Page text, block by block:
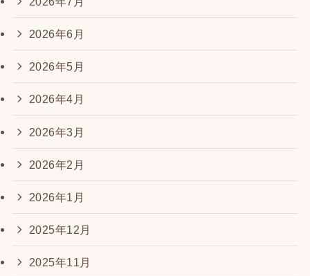
2026年6月
2026年5月
2026年4月
2026年3月
2026年2月
2026年1月
2025年12月
2025年11月